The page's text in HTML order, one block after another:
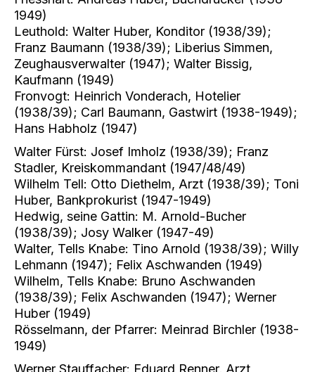
1949)
Leuthold: Walter Huber, Konditor (1938/39);
Franz Baumann (1938/39); Liberius Simmen,
Zeughausverwalter (1947); Walter Bissig,
Kaufmann (1949)
Fronvogt: Heinrich Vonderach, Hotelier
(1938/39); Carl Baumann, Gastwirt (1938-1949);
Hans Habholz (1947)
Walter Fürst: Josef Imholz (1938/39); Franz
Stadler, Kreiskommandant (1947/48/49)
Wilhelm Tell: Otto Diethelm, Arzt (1938/39); Toni
Huber, Bankprokurist (1947-1949)
Hedwig, seine Gattin: M. Arnold-Bucher
(1938/39); Josy Walker (1947-49)
Walter, Tells Knabe: Tino Arnold (1938/39); Willy
Lehmann (1947); Felix Aschwanden (1949)
Wilhelm, Tells Knabe: Bruno Aschwanden
(1938/39); Felix Aschwanden (1947); Werner
Huber (1949)
Rösselmann, der Pfarrer: Meinrad Birchler (1938-
1949)
Werner Stauffacher: Eduard Renner, Arzt